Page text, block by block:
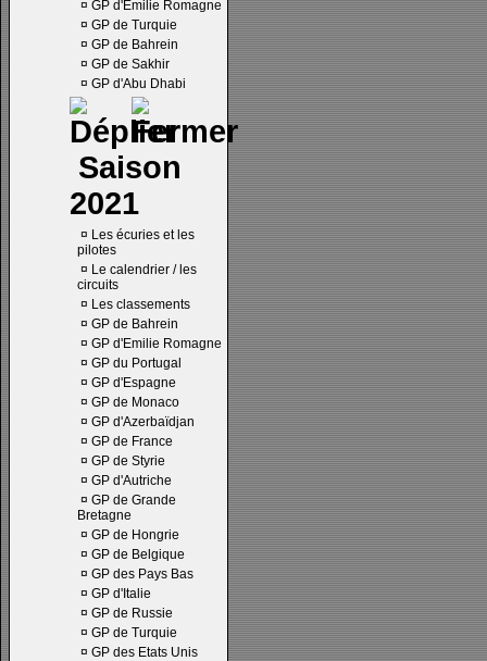
¤ GP d'Emilie Romagne
¤ GP de Turquie
¤ GP de Bahrein
¤ GP de Sakhir
¤ GP d'Abu Dhabi
Saison
2021
¤ Les écuries et les
pilotes
¤ Le calendrier / les
circuits
¤ Les classements
¤ GP de Bahrein
¤ GP d'Emilie Romagne
¤ GP du Portugal
¤ GP d'Espagne
¤ GP de Monaco
¤ GP d'Azerbaïdjan
¤ GP de France
¤ GP de Styrie
¤ GP d'Autriche
¤ GP de Grande
Bretagne
¤ GP de Hongrie
¤ GP de Belgique
¤ GP des Pays Bas
¤ GP d'Italie
¤ GP de Russie
¤ GP de Turquie
¤ GP des Etats Unis